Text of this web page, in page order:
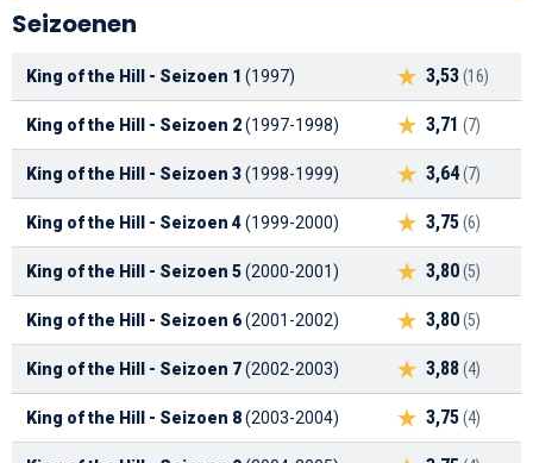
Seizoenen
3,53(16)
King of the Hill - Seizoen 1 (1997)
3,71 (7)
King of the Hill - Seizoen 2(1997-1998)
3,64(7)
King of the Hill - Seizoen 3(1998-1999)
3,75(6)
King of the Hill - Seizoen 4(1999-2000)
3,80(5)
King of the Hill - Seizoen 5(2000-2001)
3,80(5)
King of the Hill - Seizoen 6(2001-2002)
3,88(4)
King of the Hill - Seizoen 7(2002-2003)
3,75(4)
King of the Hill - Seizoen 8(2003-2004)